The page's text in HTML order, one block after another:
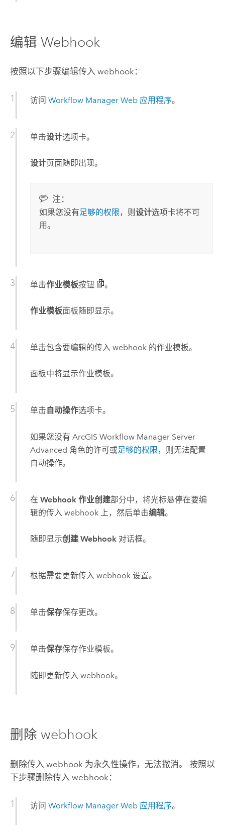
编辑 Webhook
按照以下步骤编辑传入 webhook：
访问 Workflow ManagerWeb 应用程序。
单击设计选项卡。
设计页面随即出现。
注：
如果您没有足够的权限，则 设计选项卡将不可
用。
单击作业模板按钮 。
作业模板面板随即显示。
单击包含要编辑的传入 webhook 的作业模板。
面板中将显示作业模板。
单击 自动操作选项卡。
如果您没有 ArcGIS Workflow Manager Server
Advanced 角色的许可或足够的权限，则无法配置
自动操作。
在 Webhook 作业创建部分中，将光标悬停在要编
辑的传入 webhook 上，然后单击编辑。
随即显示创建 Webhook对话框。
根据需要更新传入 webhook 设置。
单击保存保存更改。
单击保存保存作业模板。
随即更新传入 webhook。
删除 webhook
删除传入 webhook 为永久性操作，无法撤消。 按照以
下步骤删除传入 webhook：
访问 Workflow ManagerWeb 应用程序。